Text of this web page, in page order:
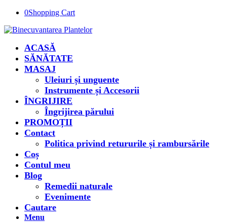
0Shopping Cart
ACASĂ
SĂNĂTATE
MASAJ
Uleiuri și unguente
Instrumente și Accesorii
ÎNGRIJIRE
Îngrijirea părului
PROMOȚII
Contact
Politica privind retururile și rambursările
Coș
Contul meu
Blog
Remedii naturale
Evenimente
Cautare
Menu